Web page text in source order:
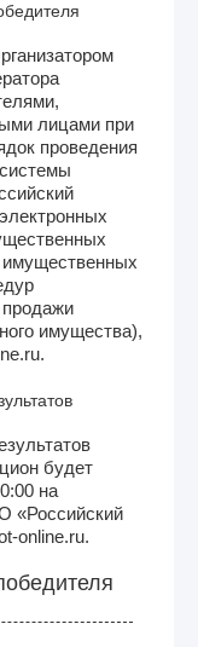
лицами при
проведения
продажи
имущества),
будет
на
«Российский
online.ru.